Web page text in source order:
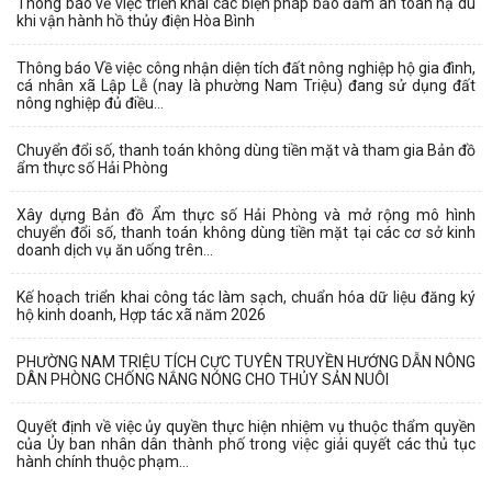
khi vận hành hồ thủy điện Hòa Bình
Thông báo Về việc công nhận diện tích đất nông nghiệp hộ gia đình,
cá nhân xã Lập Lễ (nay là phường Nam Triệu) đang sử dụng đất
nông nghiệp đủ điều...
Chuyển đổi số, thanh toán không dùng tiền mặt và tham gia Bản đồ
ẩm thực số Hải Phòng
Xây dựng Bản đồ Ẩm thực số Hải Phòng và mở rộng mô hình
chuyển đổi số, thanh toán không dùng tiền mặt tại các cơ sở kinh
doanh dịch vụ ăn uống trên...
Kế hoạch triển khai công tác làm sạch, chuẩn hóa dữ liệu đăng ký
hộ kinh doanh, Hợp tác xã năm 2026
PHƯỜNG NAM TRIỆU TÍCH CỰC TUYÊN TRUYỀN HƯỚNG DẪN NÔNG
DÂN PHÒNG CHỐNG NẮNG NÓNG CHO THỦY SẢN NUÔI
Quyết định về việc ủy quyền thực hiện nhiệm vụ thuộc thẩm quyền
của Ủy ban nhân dân thành phố trong việc giải quyết các thủ tục
hành chính thuộc phạm...